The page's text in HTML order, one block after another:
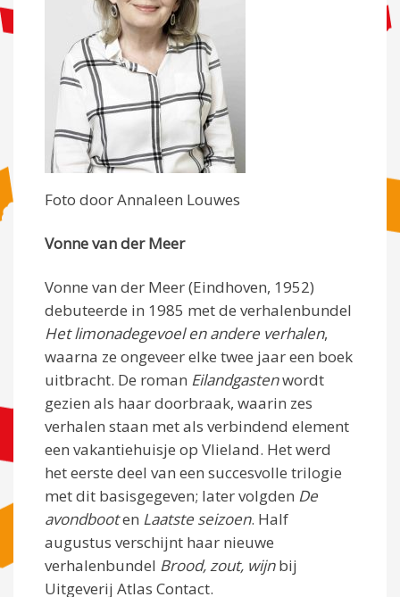
Foto door Annaleen Louwes
Vonne van der Meer
Vonne van der Meer (Eindhoven, 1952)
debuteerde in 1985 met de verhalenbundel
Het limonadegevoel en andere verhalen,
waarna ze ongeveer elke twee jaar een boek
uitbracht. De roman Eilandgastenwordt
gezien als haar doorbraak, waarin zes
verhalen staan met als verbindend element
een vakantiehuisje op Vlieland. Het werd
het eerste deel van een succesvolle trilogie
met dit basisgegeven; later volgden De
avondbooten Laatste seizoen. Half
augustus verschijnt haar nieuwe
verhalenbundel Brood, zout, wijnbij
Uitgeverij Atlas Contact.